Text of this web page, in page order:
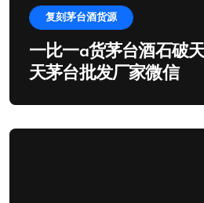
复刻茅台酒货源
一比一a货茅台酒石破
天茅台批发厂家微信